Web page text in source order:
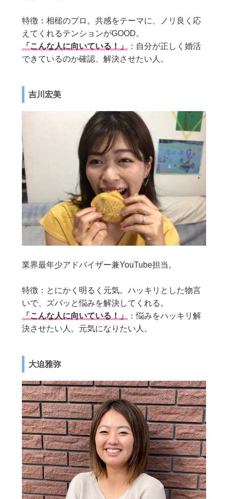
特徴：相槌のプロ。共感をテーマに、ノリ良く応
えてくれるテンションがGOOD。
「こんな人に向いている！」
：自分が正しく婚活
できているのか確認、解決させたい人。
吉川宏美
業界最年少アドバイザー兼YouTube担当。
特徴：とにかく明るく元気。ハッキリとした物言
いで、ズバッと悩みを解決してくれる。
「こんな人に向いている！」
：悩みをハッキリ解
決させたい人。元気になりたい人。
大迫雅弥